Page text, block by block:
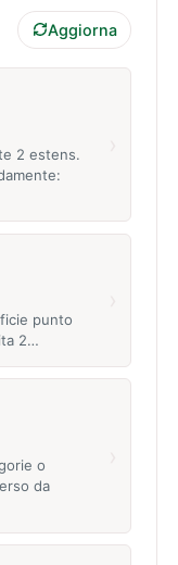
Aggiorna
2 estens.
punto
2…
o
da